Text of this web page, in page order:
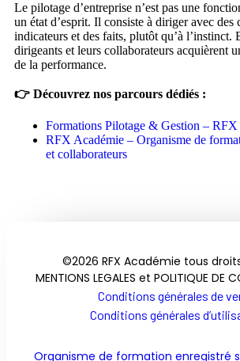
Le pilotage d’entreprise n’est pas une
un état d’esprit. Il consiste à diriger avec des
indicateurs et des faits, plutôt qu’à l’instinct.
dirigeants et leurs collaborateurs acquièrent
de la performance.
👉 Découvrez nos parcours dédiés :
Formations Pilotage & Gestion – RFX
RFX Académie – Organisme de
et collaborateurs
©2026 RFX Académie tous
MENTIONS LEGALES et POLITIQUE DE
Conditions générales de
Conditions générales
Organisme de formation enregistré